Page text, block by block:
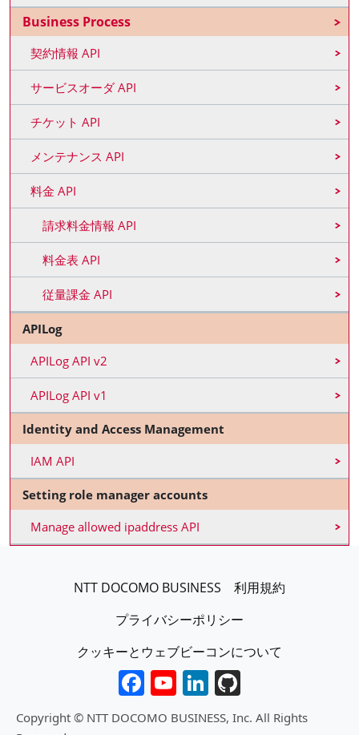
Business Process
契約情報 API
サービスオーダ API
チケット API
メンテナンス API
料金 API
請求料金情報 API
料金表 API
従量課金 API
APILog
APILog API v2
APILog API v1
Identity and Access Management
IAM API
Setting role manager accounts
Manage allowed ipaddress API
フッターJPNTT DOCOMO BUSINESS
利用規約
プライバシーポリシー
クッキーとウェブビーコンについて
Facebook
YouTube
LinkedIn
Copyright © NTT DOCOMO BUSINESS, Inc. All Rights